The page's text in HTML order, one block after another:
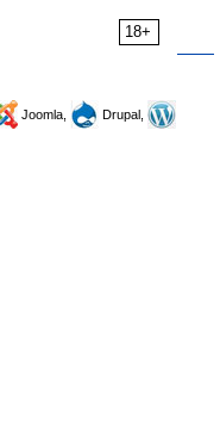
18+
Joomla,
Drupal,